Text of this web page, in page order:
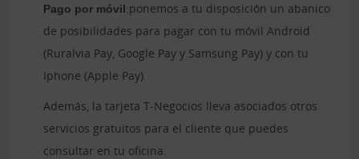
Pago por móvil:ponemos a tu disposición un abanico
de posibilidades para pagar con tu móvil Android
(Ruralvia Pay, Google Pay y Samsung Pay) y con tu
Iphone (Apple Pay).
Además, la tarjeta T-Negocios lleva asociados otros
servicios gratuitos para el cliente que puedes
consultar en tu oficina.